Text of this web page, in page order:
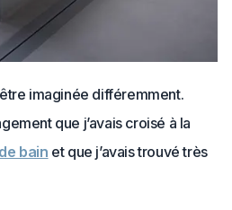
imaginée différemment.
que j’avais croisé à la
bain et que j’avais trouvé très